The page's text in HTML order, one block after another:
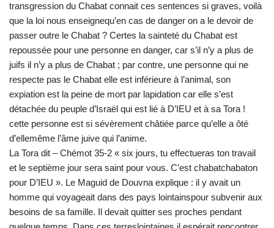
transgression du Chabat connait ces sentences si graves, voilà
que la loi nous enseignequ’en cas de danger on a le devoir de
passer outre le Chabat ? Certes la sainteté du Chabat est
repoussée pour une personne en danger, car s’il n’y a plus de
juifs il n’y a plus de Chabat ; par contre, une personne qui ne
respecte pas le Chabat elle est inférieure à l’animal, son
expiation est la peine de mort par lapidation car elle s’est
détachée du peuple d’Israël qui est lié à D’IEU et à sa Tora !
cette personne est si sévèrement châtiée parce qu’elle a ôté
d’ellemême l’âme juive qui l’anime.
La Tora dit – Chémot 35-2 « six jours, tu effectueras ton travail
et le septième jour sera saint pour vous. C’est chabatchabaton
pour D’IEU ». Le Maguid de Douvna explique : il y avait un
homme qui voyageait dans des pays lointainspour subvenir aux
besoins de sa famille. Il devait quitter ses proches pendant